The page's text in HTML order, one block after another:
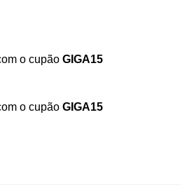
o cupão GIGA15
o cupão GIGA15